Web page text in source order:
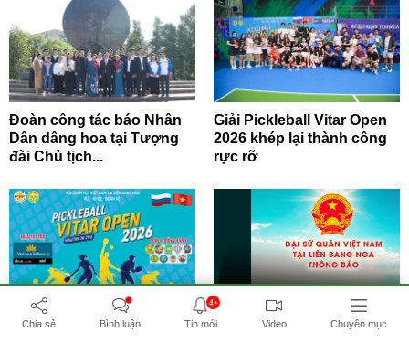
Đoàn công tác báo Nhân
Dân dâng hoa tại Tượng
đài Chủ tịch...
Giải Pickleball Vitar Open
2026 khép lại thành công
rực rỡ
PICKLEBALL VITAR
Thông báo kêu gọi quyên
Chia sẻ Bình luận
4+
Tin mới Video Chuyên mục